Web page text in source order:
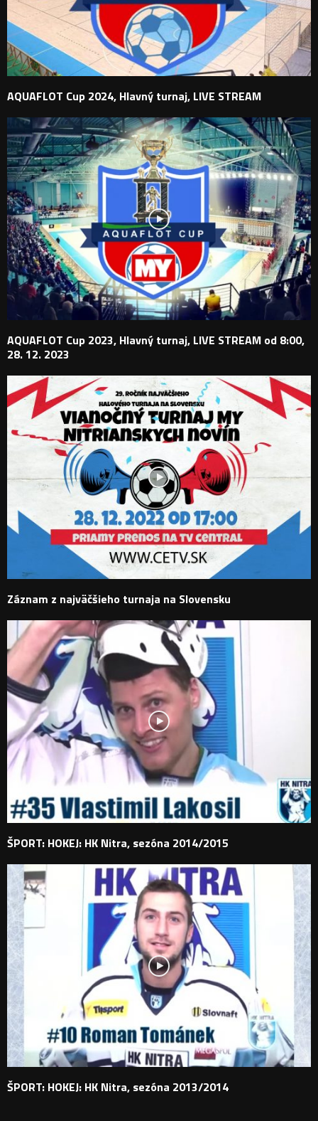
AQUAFLOT Cup 2024, Hlavný turnaj, LIVE STREAM
AQUAFLOT Cup 2023, Hlavný turnaj, LIVE STREAM od 8:00,
28. 12. 2023
Záznam z najväčšieho turnaja na Slovensku
ŠPORT: HOKEJ: HK Nitra, sezóna 2014/2015
ŠPORT: HOKEJ: HK Nitra, sezóna 2013/2014